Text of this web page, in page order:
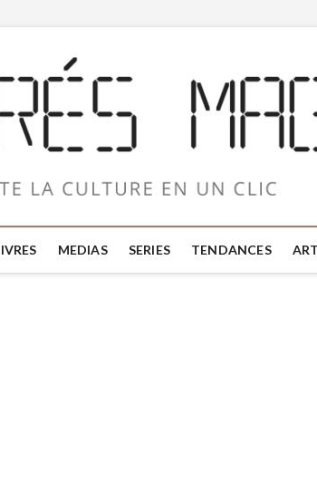
MEDIAS SERIES TENDANCES